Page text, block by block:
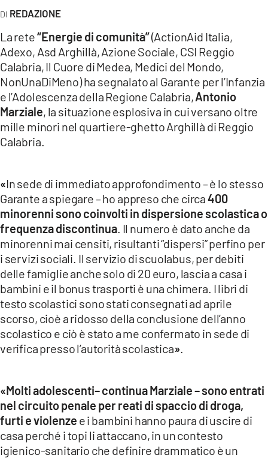
LAC ONAIR
Network
LACPLAY.IT
LACTV.IT
LACONAIR.IT
ILREGGINO.IT
COSENZACHANNEL.IT
ILVIBONESE.IT
CATANZAROCHANNEL.IT
LACAPITALENEWS.IT
App
ANDROID
REDAZIONE
La rete“Energie di comunità”(ActionAid Italia,
Adexo, Asd Arghillà, Azione Sociale, CSI Reggio
Calabria, Il Cuore di Medea, Medici del Mondo,
NonUnaDiMeno) ha segnalato al Garante per l’Infanzia
e l’Adolescenza della Regione Calabria,Antonio
Marziale, la situazione esplosiva in cui versano oltre
mille minori nel quartiere-ghetto Arghillà di Reggio
Calabria.
«In sede di immediato approfondimento – è lo stesso
Garante a spiegare – ho appreso che circa400
minorenni sono coinvolti in dispersione scolastica o
frequenza discontinua . Il numero è dato anche da
minorenni mai censiti, risultanti “dispersi” perfino per
i servizi sociali. Il servizio di scuolabus, per debiti
delle famiglie anche solo di 20 euro, lascia a casa i
bambini e il bonus trasporti è una chimera. I libri di
testo scolastici sono stati consegnati ad aprile
scorso, cioè a ridosso della conclusione dell’anno
scolastico e ciò è stato a me confermato in sede di
verifica presso l’autorità scolastica».
«Molti adolescenti– continua Marziale – sono entrati
nel circuito penale per reati di spaccio di droga,
furti e violenze e i bambini hanno paura di uscire di
casa perché i topi li attaccano, in un contesto
igienico-sanitario che definire drammatico è un